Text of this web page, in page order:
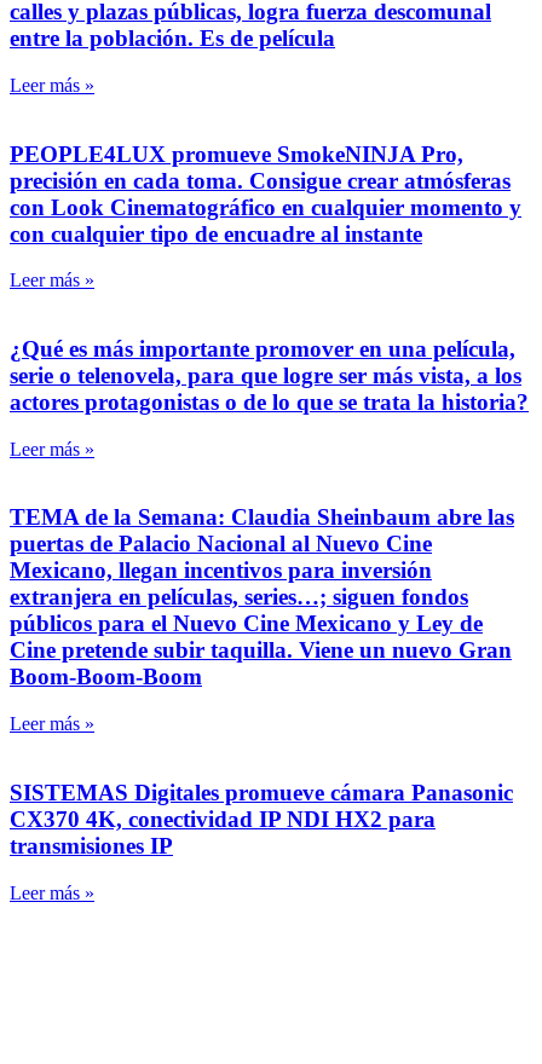
calles y plazas públicas, logra fuerza descomunal
entre la población. Es de película
Leer más »
PEOPLE4LUX promueve SmokeNINJA Pro,
precisión en cada toma. Consigue crear atmósferas
con Look Cinematográfico en cualquier momento y
con cualquier tipo de encuadre al instante
Leer más »
¿Qué es más importante promover en una película,
serie o telenovela, para que logre ser más vista, a los
actores protagonistas o de lo que se trata la historia?
Leer más »
TEMA de la Semana: Claudia Sheinbaum abre las
puertas de Palacio Nacional al Nuevo Cine
Mexicano, llegan incentivos para inversión
extranjera en películas, series…; siguen fondos
públicos para el Nuevo Cine Mexicano y Ley de
Cine pretende subir taquilla. Viene un nuevo Gran
Boom-Boom-Boom
Leer más »
SISTEMAS Digitales promueve cámara Panasonic
CX370 4K, conectividad IP NDI HX2 para
transmisiones IP
Leer más »